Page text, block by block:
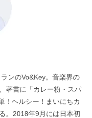
ンのVo&Key。音楽界の
著書に「カレー粉・スパ
！ヘルシー！まいにちカ
。2018年9月には日本初